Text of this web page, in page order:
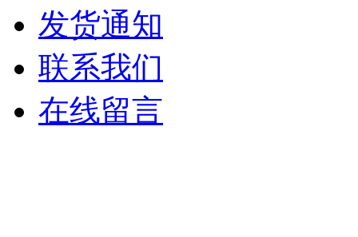
发货通知
联系我们
在线留言